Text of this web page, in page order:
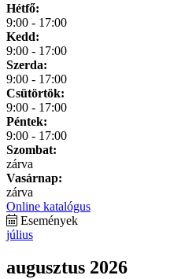
Hétfő:
9:00 - 17:00
Kedd:
9:00 - 17:00
Szerda:
9:00 - 17:00
Csütörtök:
9:00 - 17:00
Péntek:
9:00 - 17:00
Szombat:
zárva
Vasárnap:
zárva
Online katalógus
Események
július
augusztus 2026